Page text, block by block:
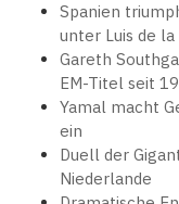
Spanien
unter Luis de
Gareth
EM-Titel seit
Yamal macht
ein
Duell der
Niederlande